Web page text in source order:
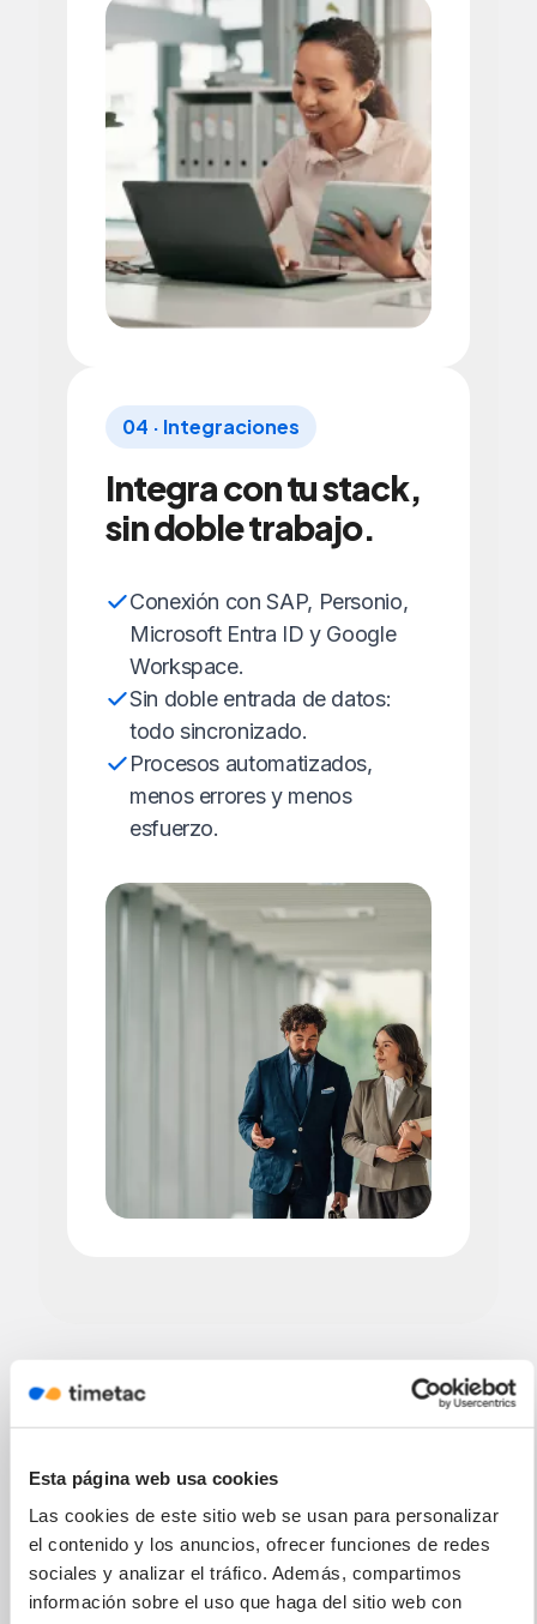
Esta página web usa cookies
Las cookies de este sitio web se usan para personalizar
el contenido y los anuncios, ofrecer funciones de redes
sociales y analizar el tráfico. Además, compartimos
información sobre el uso que haga del sitio web con
04 · Integraciones
Integra con tu stack,
sin doble trabajo.
Conexión con SAP, Personio,
Microsoft Entra ID y Google
Workspace.
Sin doble entrada de datos:
todo sincronizado.
Procesos automatizados,
menos errores y menos
esfuerzo.
Encaja en el stack
queya tienes.